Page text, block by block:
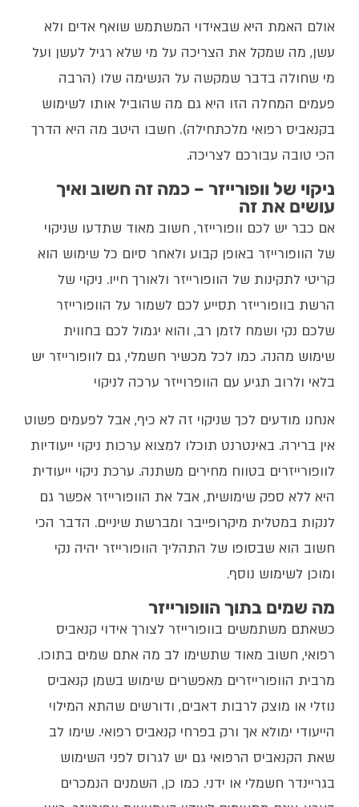
אולם האמת היא שבאידוי המשתמש שואף אדים ולא
עשן, מה שמקל את הצריכה על מי שלא רגיל לעשן ועל
מי שחולה בדבר שמקשה על הנשימה שלו (הרבה
פעמים המחלה הזו היא גם מה שהוביל אותו לשימוש
בקנאביס רפואי מלכתחילה). חשבו היטב מה היא הדרך
הכי טובה עבורכם לצריכה.
ניקוי של וופורייזר – כמה זה חשוב ואיך
עושים את זה
אם כבר יש לכם וופורייזר, חשוב מאוד שתדעו שניקוי
של הוופורייזר באופן קבוע ולאחר סיום כל שימוש הוא
קריטי לתקינות של הוופורייזר ולאורך חייו. ניקוי של
הרשת בוופורייזר תסייע לכם לשמור על הוופורייזר
שלכם נקי ושמח לזמן רב, והוא יגמול לכם בחווית
שימוש מהנה. כמו לכל מכשיר חשמלי, גם לוופורייזר יש
בלאי ולרוב תגיע עם הוופרוייזר ערכה לניקוי
אנחנו מודעים לכך שניקוי זה לא כיף, אבל לפעמים פשוט
אין ברירה. באינטרנט תוכלו למצוא ערכות ניקוי ייעודיות
לוופורייזרים בטווח מחירים משתנה. ערכת ניקוי ייעודית
היא ללא ספק שימושית, אבל את הוופורייזר אפשר גם
לנקות במטלית מיקרופייבר ומברשת שיניים. הדבר הכי
חשוב הוא שבסופו של התהליך הוופורייזר יהיה נקי
ומוכן לשימוש נוסף.
מה שמים בתוך הוופורייזר
כשאתם משתמשים בוופורייזר לצורך אידוי קנאביס
רפואי, חשוב מאוד שתשימו לב מה אתם שמים בתוכו.
מרבית הוופורייזרים מאפשרים שימוש בשמן קנאביס
נוזלי או מוצק לרבות דאבים, ודורשים שהתא המילוי
הייעודי ימולא אך ורק בפרחי קנאביס רפואי. שימו לב
שאת הקנאביס הרפואי גם יש לגרוס לפני השימוש
בגריינדר חשמלי או ידני. כמו כן, השמנים הנמכרים